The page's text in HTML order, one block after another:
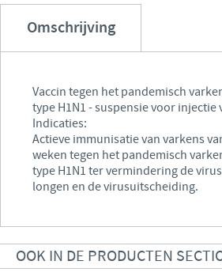
Omschrijving
Vaccin tegen het pandemisch
type H1N1 - suspensie voor injectie
Indicaties:
Actieve immunisatie van varkens
weken tegen het pandemisch
type H1N1 ter vermindering de
longen en de virusuitscheiding.
OOK IN DE PRODUCTEN